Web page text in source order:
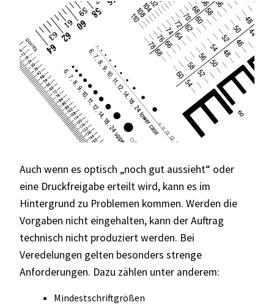
Auch wenn es optisch „noch gut aussieht“ oder
eine Druckfreigabe erteilt wird, kann es im
Hintergrund zu Problemen kommen. Werden die
Vorgaben nicht eingehalten, kann der Auftrag
technisch nicht produziert werden. Bei
Veredelungen gelten besonders strenge
Anforderungen. Dazu zählen unter anderem:
Mindestschriftgrößen